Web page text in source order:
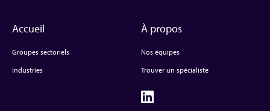
Accueil
Groupes sectoriels
Industries
À propos
Nos équipes
Trouver un spécialiste